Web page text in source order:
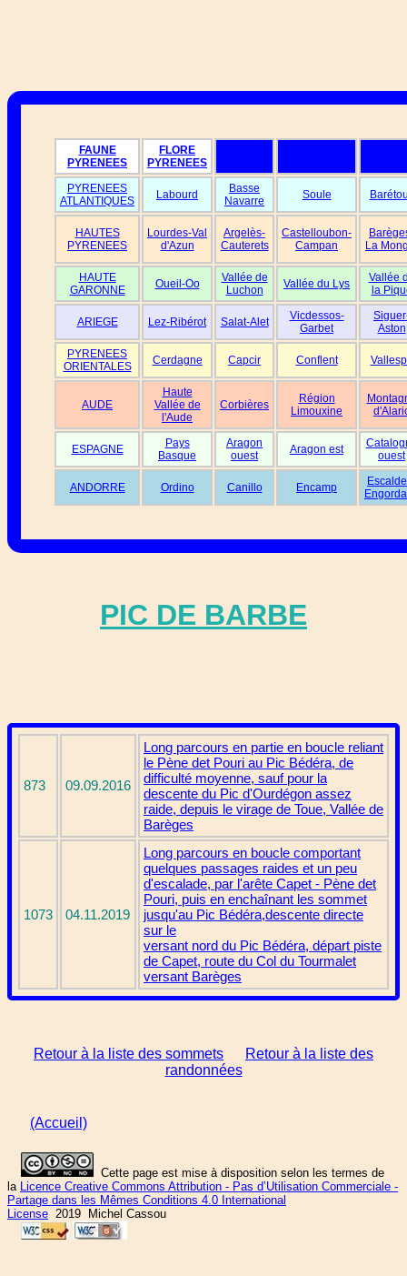
FAUNE
PYRENEES
FLORE
PYRENEES
PYRENEES
ATLANTIQUES
Labourd
Basse
Navarre
Soule
HAUTES
PYRENEES
Lourdes-Val
d'Azun
Argelès-
Cauterets
Castelloubon-
Campan
La
HAUTE
GARONNE
Oueil-Oo
Vallée de
Luchon
Vallée du Lys
Vallée
la
ARIEGE Lez-Ribérot Salat-Alet
Vicdessos-
Garbet
Aston
PYRENEES
ORIENTALES
Cerdagne Capcir Conflent
AUDE
Haute
Vallée de
l'Aude
Corbières
Région
Limouxine
ESPAGNE
Pays
Basque
Aragon
ouest
Aragon est
ouest
ANDORRE Ordino Canillo Encamp
PIC DE BARBE
873 09.09.2016
Long parcours en partie en boucle reliant
le Pène det Pouri au Pic Bédéra, de
difficulté moyenne, sauf pour la
descente du Pic d'Ourdégon assez
raide, depuis le virage de Toue, Vallée de
Barèges
1073 04.11.2019
Long parcours en boucle comportant
quelques passages raides et un peu
d'escalade, par l'arête Capet - Pène det
Pouri, puis en enchaînant les sommet
jusqu'au Pic Bédéra,descente directe
sur le
versant nord du Pic Bédéra, départ piste
de Capet, route du Col du Tourmalet
versant Barèges
Retour à la liste des sommets
Retour à la liste des
randonnées
(Accueil)
Cette page est mise à disposition selon les termes de
la Licence Creative Commons Attribution - Pas d’Utilisation Commerciale -
Partage dans les Mêmes Conditions 4.0 International
License 2019 Michel Cassou